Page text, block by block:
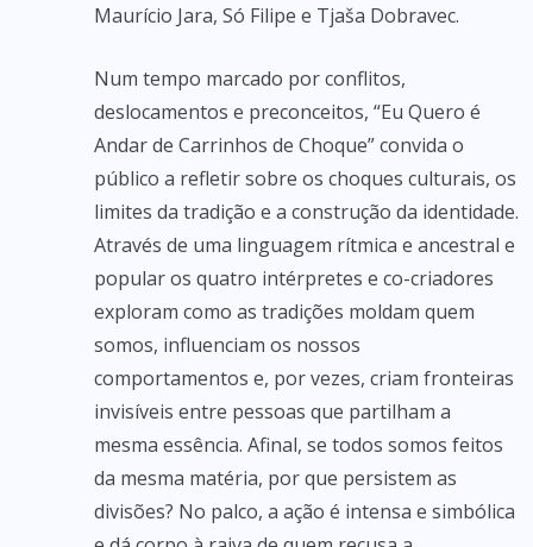
Maurício Jara, Só Filipe e Tjaša Dobravec.
Num tempo marcado por conflitos,
deslocamentos e preconceitos, “Eu Quero é
Andar de Carrinhos de Choque” convida o
público a refletir sobre os choques culturais, os
limites da tradição e a construção da identidade.
Através de uma linguagem rítmica e ancestral e
popular os quatro intérpretes e co-criadores
exploram como as tradições moldam quem
somos, influenciam os nossos
comportamentos e, por vezes, criam fronteiras
invisíveis entre pessoas que partilham a
mesma essência. Afinal, se todos somos feitos
da mesma matéria, por que persistem as
divisões? No palco, a ação é intensa e simbólica